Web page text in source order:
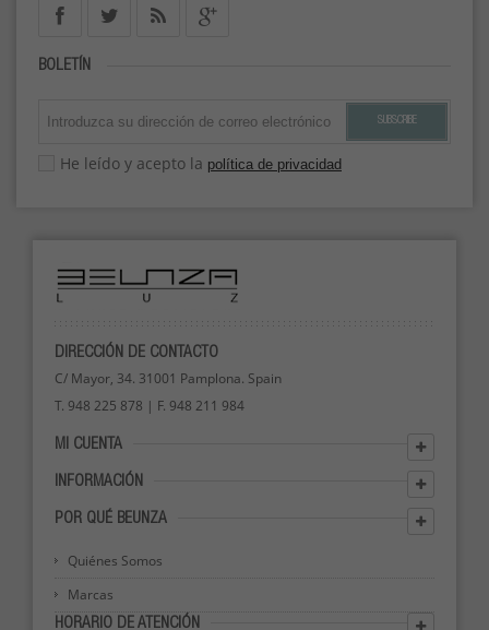
BOLETÍN
SUBSCRIBE
He leído y acepto la política de privacidad
DIRECCIÓN DE CONTACTO
C/ Mayor, 34. 31001 Pamplona. Spain
T. 948 225 878 | F. 948 211 984
MI CUENTA
INFORMACIÓN
POR QUÉ BEUNZA
Quiénes Somos
Marcas
HORARIO DE ATENCIÓN